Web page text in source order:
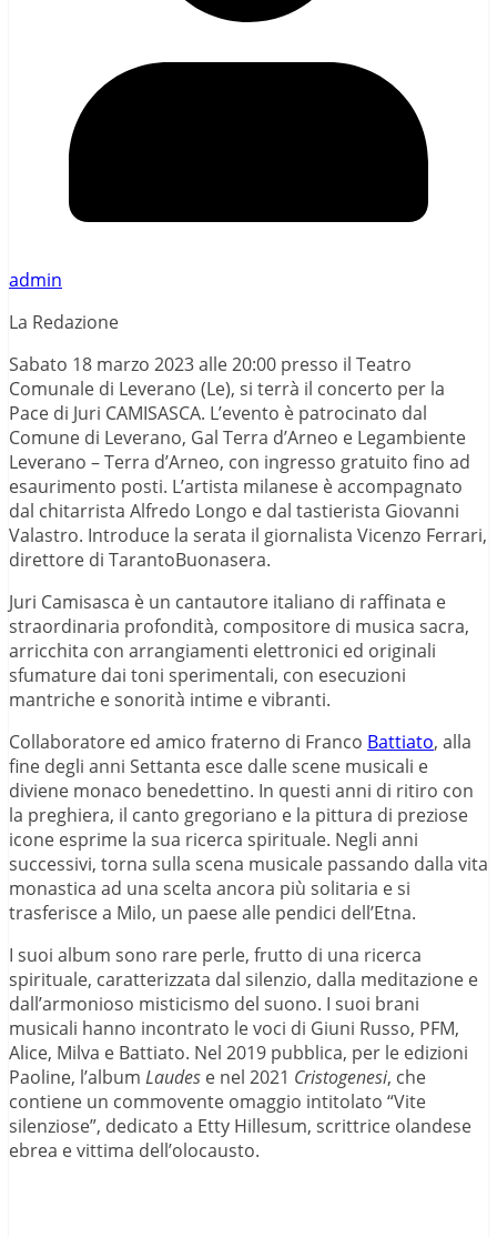
admin
La Redazione
Sabato 18 marzo 2023 alle 20:00 presso il Teatro
Comunale di Leverano (Le), si terrà il concerto per la
Pace di Juri CAMISASCA. L’evento è patrocinato dal
Comune di Leverano, Gal Terra d’Arneo e Legambiente
Leverano – Terra d’Arneo, con ingresso gratuito fino ad
esaurimento posti. L’artista milanese è accompagnato
dal chitarrista Alfredo Longo e dal tastierista Giovanni
Valastro. Introduce la serata il giornalista Vicenzo Ferrari,
direttore di TarantoBuonasera.
Juri Camisasca è un cantautore italiano di raffinata e
straordinaria profondità, compositore di musica sacra,
arricchita con arrangiamenti elettronici ed originali
sfumature dai toni sperimentali, con esecuzioni
mantriche e sonorità intime e vibranti.
Collaboratore ed amico fraterno di Franco Battiato, alla
fine degli anni Settanta esce dalle scene musicali e
diviene monaco benedettino. In questi anni di ritiro con
la preghiera, il canto gregoriano e la pittura di preziose
icone esprime la sua ricerca spirituale. Negli anni
successivi, torna sulla scena musicale passando dalla vita
monastica ad una scelta ancora più solitaria e si
trasferisce a Milo, un paese alle pendici dell’Etna.
I suoi album sono rare perle, frutto di una ricerca
spirituale, caratterizzata dal silenzio, dalla meditazione e
dall’armonioso misticismo del suono. I suoi brani
musicali hanno incontrato le voci di Giuni Russo, PFM,
Alice, Milva e Battiato. Nel 2019 pubblica, per le edizioni
Paoline, l’album Laudes e nel 2021 Cristogenesi, che
contiene un commovente omaggio intitolato “Vite
silenziose”, dedicato a Etty Hillesum, scrittrice olandese
ebrea e vittima dell’olocausto.